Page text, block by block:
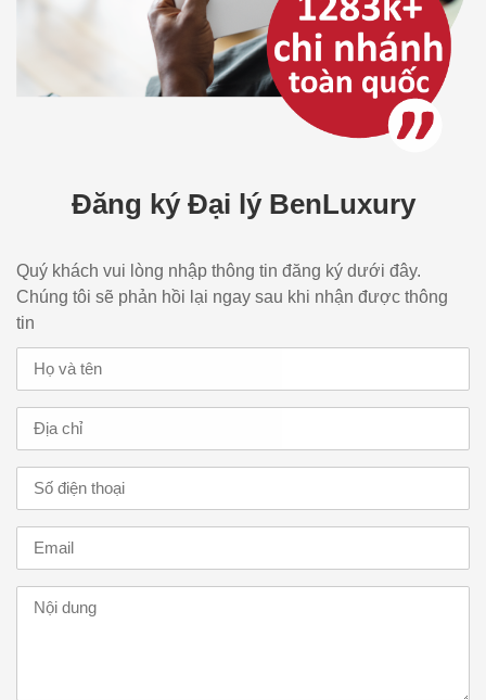
Đăng ký Đại lý BenLuxury
Quý khách vui lòng nhập thông tin đăng ký dưới đây.
Chúng tôi sẽ phản hồi lại ngay sau khi nhận được thông
tin